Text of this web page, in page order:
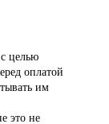
целью
оплатой
им
это не